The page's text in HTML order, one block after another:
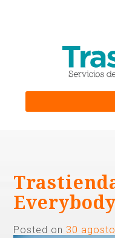
Posted on 30